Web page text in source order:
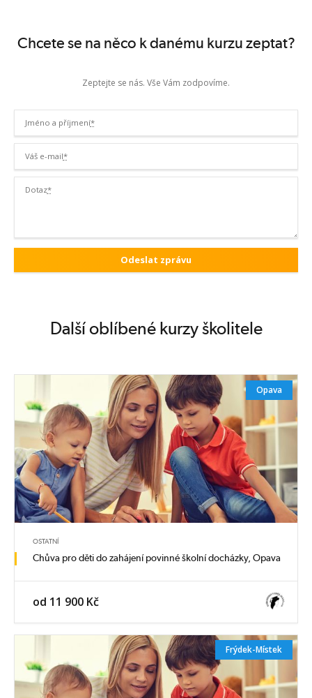
Zobrazit termíny kurzů
Chcete se na něco k danému kurzu zeptat?
Zeptejte se nás. Vše Vám zodpovíme.
Jméno a příjmení*
Váš e-mail*
Dotaz*
Další oblíbené kurzy školitele
Opava
OSTATNÍ
Chůva pro děti do zahájení povinné školní docházky, Opava
od 11 900 Kč
Frýdek-Místek